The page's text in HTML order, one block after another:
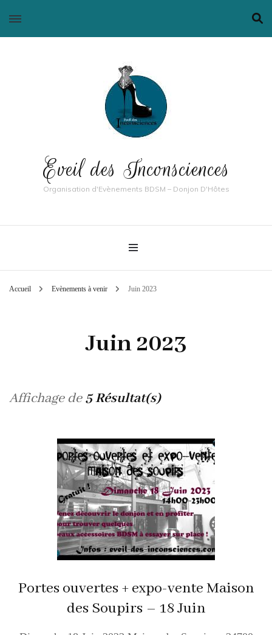
Eveil des Inconsciences
Organisation d'Evènements BDSM – Donjon D'Hôtes
Accueil Evènements à venir Juin 2023
Juin 2023
Affichage de5 Résultat(s)
Portes ouvertes + expo-vente Maison
des Soupirs – 18 Juin